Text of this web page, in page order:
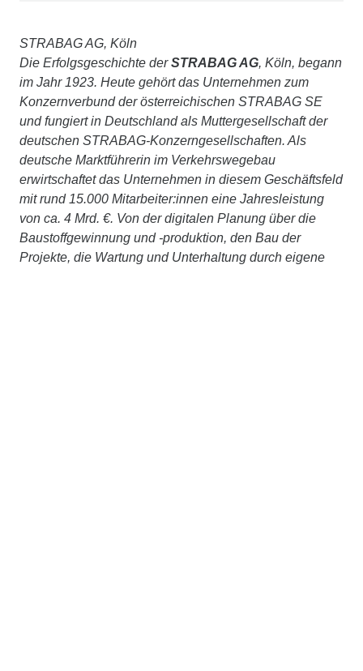
STRABAG AG, Köln
Die Erfolgsgeschichte derSTRABAG AG, Köln, begann
im Jahr 1923. Heute gehört das Unternehmen zum
Konzernverbund der österreichischen STRABAG SE
und fungiert in Deutschland als Muttergesellschaft der
deutschen STRABAG-Konzerngesellschaften. Als
deutsche Marktführerin im Verkehrswegebau
erwirtschaftet das Unternehmen in diesem Geschäftsfeld
mit rund 15.000 Mitarbeiter:innen eine Jahresleistung
von ca. 4 Mrd. €. Von der digitalen Planung über die
Baustoffgewinnung und -produktion, den Bau der
Projekte, die Wartung und Unterhaltung durch eigene